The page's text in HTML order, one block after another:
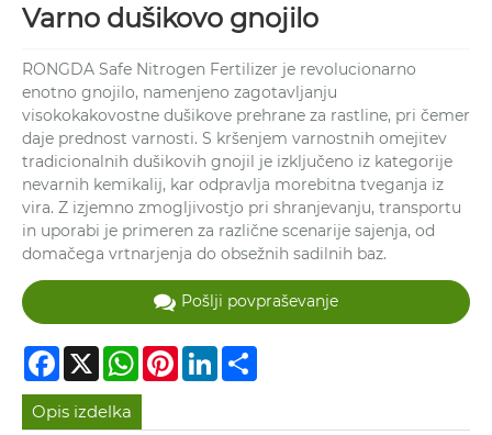
Varno dušikovo gnojilo
RONGDA Safe Nitrogen Fertilizer je revolucionarno
enotno gnojilo, namenjeno zagotavljanju
visokokakovostne dušikove prehrane za rastline, pri čemer
daje prednost varnosti. S kršenjem varnostnih omejitev
tradicionalnih dušikovih gnojil je izključeno iz kategorije
nevarnih kemikalij, kar odpravlja morebitna tveganja iz
vira. Z izjemno zmogljivostjo pri shranjevanju, transportu
in uporabi je primeren za različne scenarije sajenja, od
domačega vrtnarjenja do obsežnih sadilnih baz.
Pošlji povpraševanje
Facebook
X WhatsApp
PinterestLinkedIn
Opis izdelka